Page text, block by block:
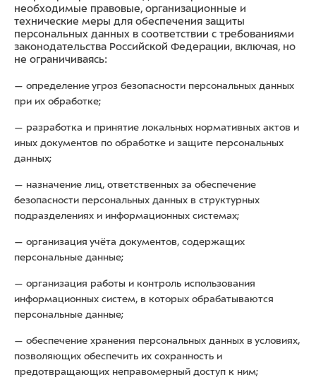
необходимые правовые, организационные и
технические меры для обеспечения защиты
персональных данных в соответствии с требованиями
законодательства Российской Федерации, включая, но
не ограничиваясь:
— определение угроз безопасности персональных данных
при их обработке;
— разработка и принятие локальных нормативных актов и
иных документов по обработке и защите персональных
данных;
— назначение лиц, ответственных за обеспечение
безопасности персональных данных в структурных
подразделениях и информационных системах;
— организация учёта документов, содержащих
персональные данные;
— организация работы и контроль использования
информационных систем, в которых обрабатываются
персональные данные;
— обеспечение хранения персональных данных в условиях,
позволяющих обеспечить их сохранность и
предотвращающих неправомерный доступ к ним;